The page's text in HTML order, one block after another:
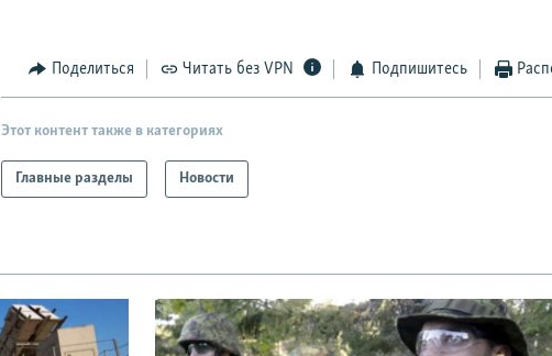
Поделиться Читать без VPN Подпишитесь
Этот контент также в категориях
Главные разделы Новости